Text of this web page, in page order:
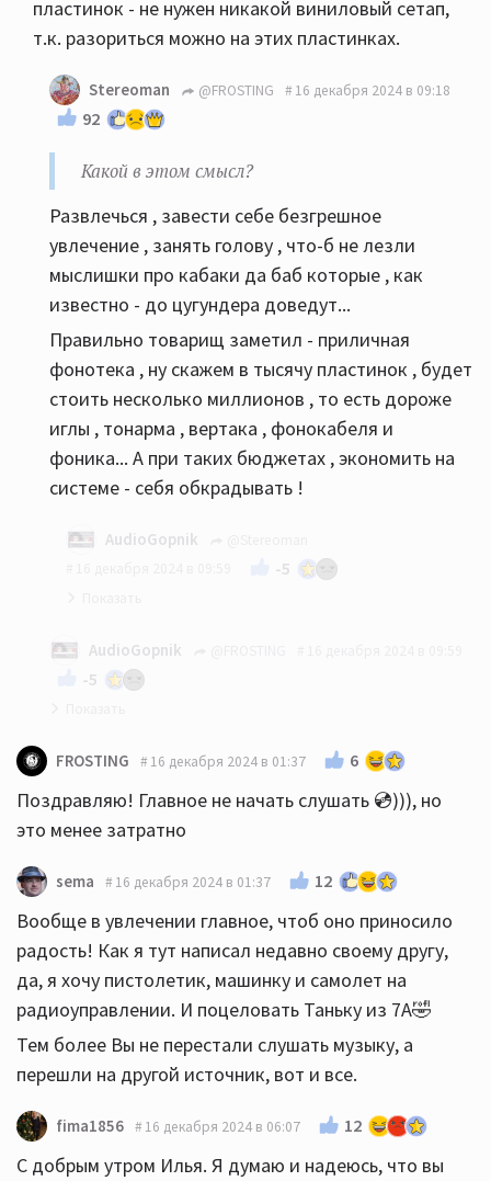
пластинок - не нужен никакой виниловый сетап,
т.к. разориться можно на этих пластинках.
Stereoman @FROSTING 16 декабря 2024 в 09:18
92
Какой в этом смысл?
Развлечься , завести себе безгрешное
увлечение , занять голову , что-б не лезли
мыслишки про кабаки да баб которые , как
известно - до цугундера доведут...
Правильно товарищ заметил - приличная
фонотека , ну скажем в тысячу пластинок , будет
стоить несколько миллионов , то есть дороже
иглы , тонарма , вертака , фонокабеля и
фоника... А при таких бюджетах , экономить на
системе - себя обкрадывать !
AudioGopnik
-5
AudioGopnik
-5
уважаемый СтереоМан - всё правильно написал..
😎
FROSTING 16 декабря 2024 в 01:37 6
Поздравляю! Главное не начать слушать 💿))), но
это менее затратно
sema 16 декабря 2024 в 01:37 12
Вообще в увлечении главное, чтоб оно приносило
радость! Как я тут написал недавно своему другу,
да, я хочу пистолетик, машинку и самолет на
радиоуправлении. И поцеловать Таньку из 7А🤣
Тем более Вы не перестали слушать музыку, а
перешли на другой источник, вот и все.
fima1856 16 декабря 2024 в 06:07 12
С добрым утром Илья. Я думаю и надеюсь, что вы